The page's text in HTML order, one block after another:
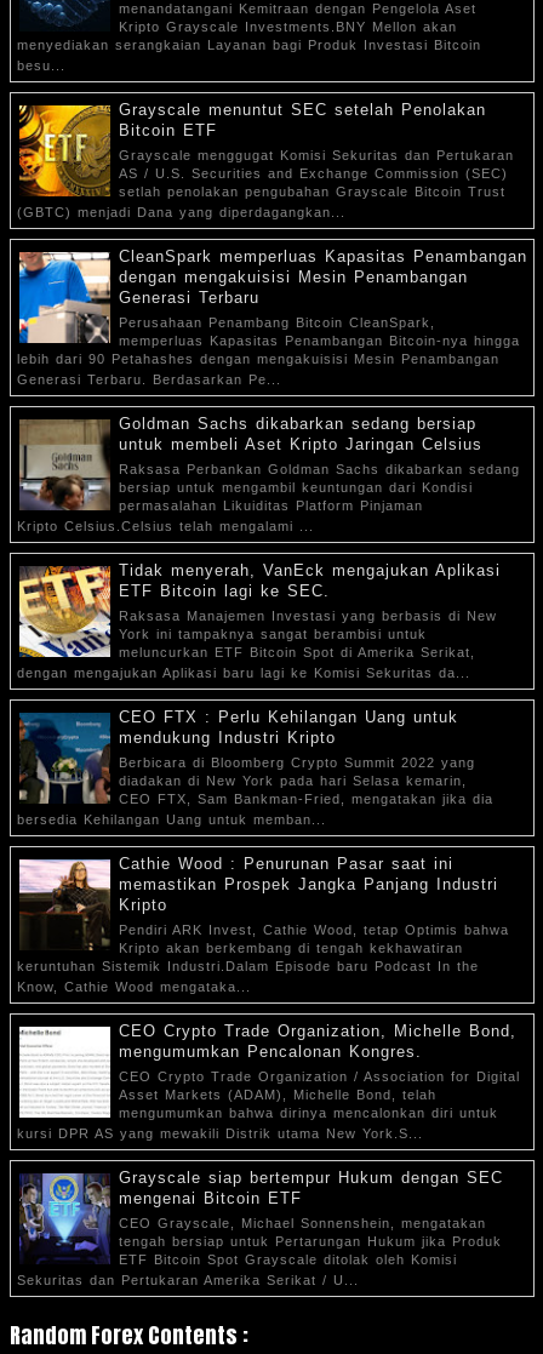
menandatangani Kemitraan dengan Pengelola Aset
Kripto Grayscale Investments.BNY Mellon akan
menyediakan serangkaian Layanan bagi Produk Investasi Bitcoin
besu...
Grayscale menuntut SEC setelah Penolakan
Bitcoin ETF
Grayscale menggugat Komisi Sekuritas dan Pertukaran
AS / U.S. Securities and Exchange Commission (SEC)
setlah penolakan pengubahan Grayscale Bitcoin Trust
(GBTC) menjadi Dana yang diperdagangkan...
CleanSpark memperluas Kapasitas Penambangan
dengan mengakuisisi Mesin Penambangan
Generasi Terbaru
Perusahaan Penambang Bitcoin CleanSpark,
memperluas Kapasitas Penambangan Bitcoin-nya hingga
lebih dari 90 Petahashes dengan mengakuisisi Mesin Penambangan
Generasi Terbaru. Berdasarkan Pe...
Goldman Sachs dikabarkan sedang bersiap
untuk membeli Aset Kripto Jaringan Celsius
Raksasa Perbankan Goldman Sachs dikabarkan sedang
bersiap untuk mengambil keuntungan dari Kondisi
permasalahan Likuiditas Platform Pinjaman
Kripto Celsius.Celsius telah mengalami ...
Tidak menyerah, VanEck mengajukan Aplikasi
ETF Bitcoin lagi ke SEC.
Raksasa Manajemen Investasi yang berbasis di New
York ini tampaknya sangat berambisi untuk
meluncurkan ETF Bitcoin Spot di Amerika Serikat,
dengan mengajukan Aplikasi baru lagi ke Komisi Sekuritas da...
CEO FTX : Perlu Kehilangan Uang untuk
mendukung Industri Kripto
Berbicara di Bloomberg Crypto Summit 2022 yang
diadakan di New York pada hari Selasa kemarin,
CEO FTX, Sam Bankman-Fried, mengatakan jika dia
bersedia Kehilangan Uang untuk memban...
Cathie Wood : Penurunan Pasar saat ini
memastikan Prospek Jangka Panjang Industri
Kripto
Pendiri ARK Invest, Cathie Wood, tetap Optimis bahwa
Kripto akan berkembang di tengah kekhawatiran
keruntuhan Sistemik Industri.Dalam Episode baru Podcast In the
Know, Cathie Wood mengataka...
CEO Crypto Trade Organization, Michelle Bond,
mengumumkan Pencalonan Kongres.
CEO Crypto Trade Organization / Association for Digital
Asset Markets (ADAM), Michelle Bond, telah
mengumumkan bahwa dirinya mencalonkan diri untuk
kursi DPR AS yang mewakili Distrik utama New York.S...
Grayscale siap bertempur Hukum dengan SEC
mengenai Bitcoin ETF
CEO Grayscale, Michael Sonnenshein, mengatakan
tengah bersiap untuk Pertarungan Hukum jika Produk
ETF Bitcoin Spot Grayscale ditolak oleh Komisi
Sekuritas dan Pertukaran Amerika Serikat / U...
Random Forex Contents :